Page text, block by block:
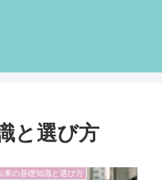
と選び方
車の基礎知識と選び方